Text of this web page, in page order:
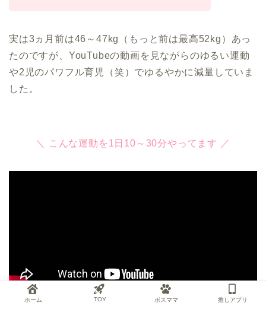
実は3ヵ月前は46～47kg（もっと前は最高52kg）あっ
たのですが、YouTubeの動画を見ながらのゆるい運動
や2児のパワフル育児（笑）でゆるやかに減量していま
した。
＼ こんな運動を1日10～30分やってます ／
1分間の短いトレーニング動画集です！初心者さんにもおすすめ♪
ホーム TOY ボスママ 推しアプリ